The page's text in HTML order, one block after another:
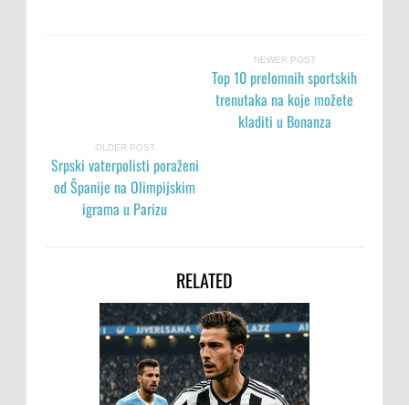
NEWER POST
Top 10 prelomnih sportskih
trenutaka na koje možete
kladiti u Bonanza
OLDER POST
Srpski vaterpolisti poraženi
od Španije na Olimpijskim
igrama u Parizu
RELATED